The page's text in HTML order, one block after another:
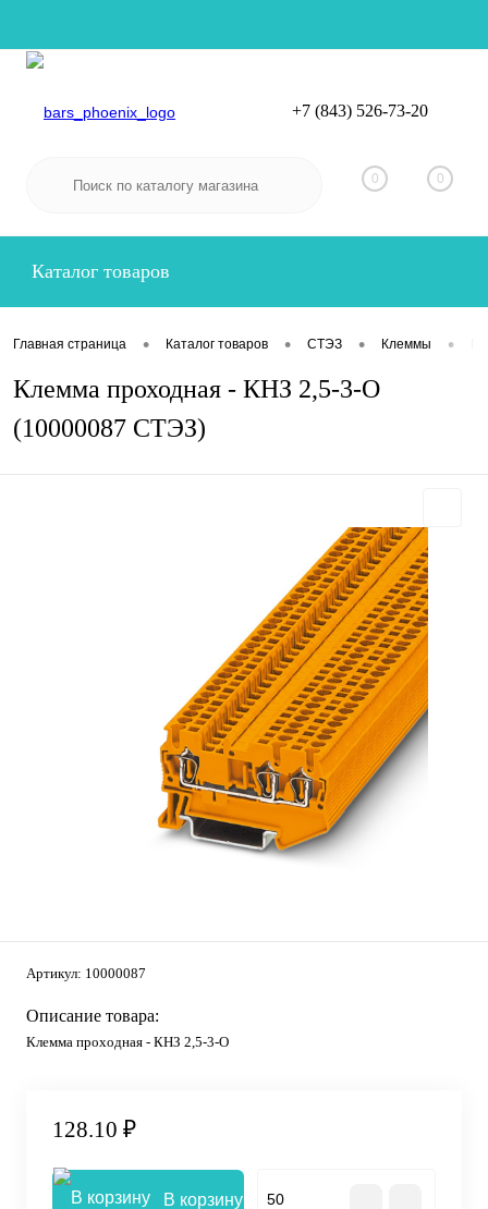
Вход
+7 (843) 526-73-20
0 0
Каталог товаров
Главная страница • Каталог товаров • СТЭЗ • Клеммы •
Клемма проходная - КНЗ 2,5-3-O
(10000087 СТЭЗ)
Артикул: 10000087
Описание товара:
Клемма проходная - КНЗ 2,5-3-O
128.10 ₽
В корзину